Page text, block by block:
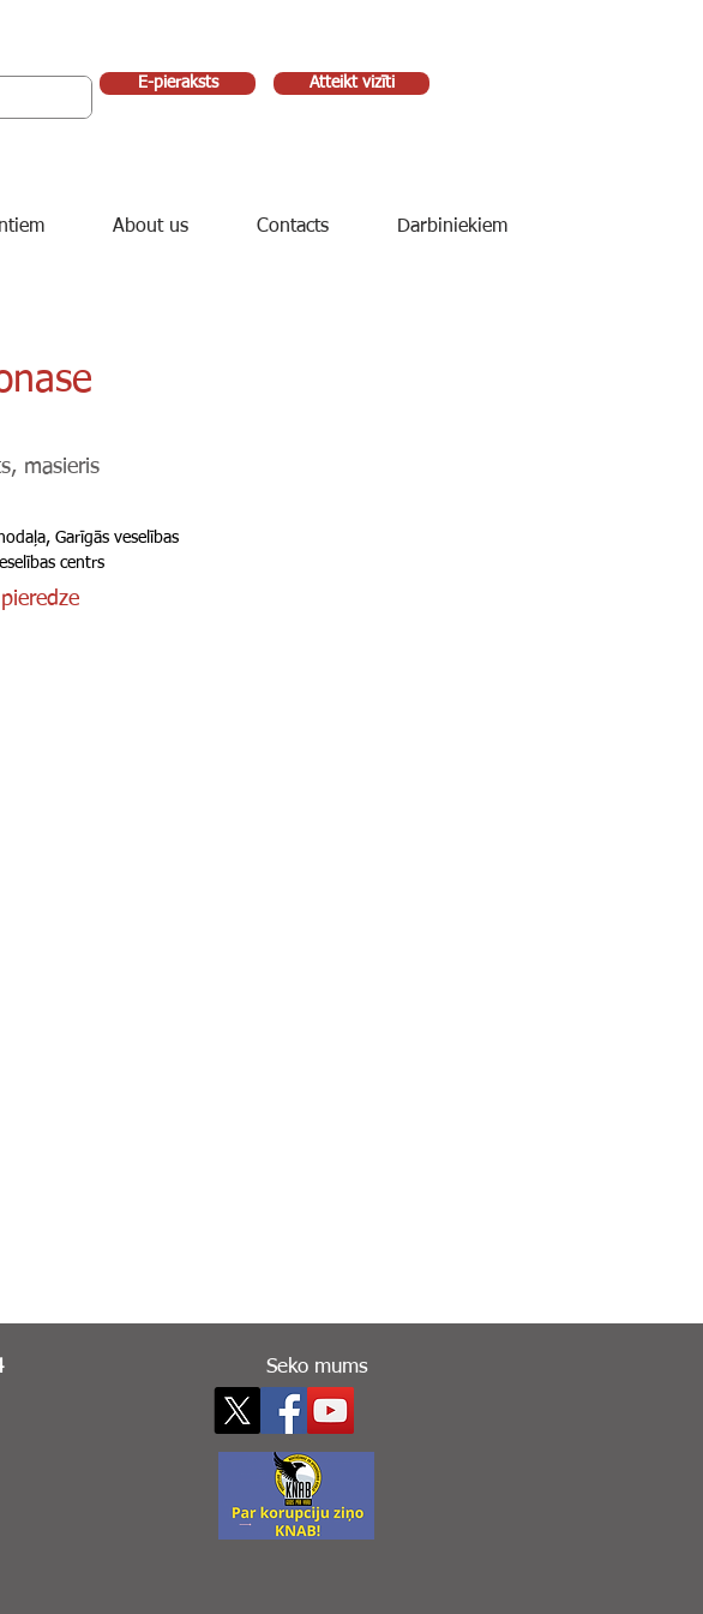
E-pieraksts Atteikt vizīti
About us Contacts Darbiniekiem
masieris
Garīgās veselības
centrs
Seko mums